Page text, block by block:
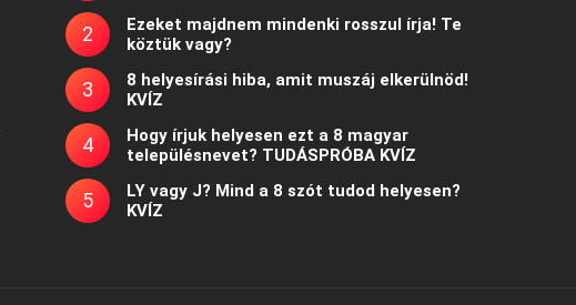
Ezeket majdnem mindenki rosszul írja! Te
köztük vagy?
8 helyesírási hiba, amit muszáj elkerülnöd!
KVÍZ
Hogy írjuk helyesen ezt a 8 magyar
településnevet? TUDÁSPRÓBA KVÍZ
LY vagy J? Mind a 8 szót tudod helyesen?
KVÍZ